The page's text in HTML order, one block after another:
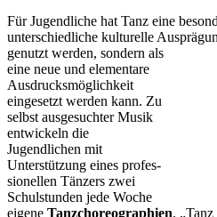
Für Jugend­liche hat Tanz eine
unterschiedliche kulturelle
genutzt werden, sondern als
eine neue und elementare
Ausdrucksmöglichkeit
eingesetzt werden kann. Zu
selbst ausgesuchter Musik
entwickeln die
Jugendlichen mit
Unterstützung eines profes­
sionellen Tänzers zwei
Schulstunden jede Woche
eigene Tanzchoreographien.